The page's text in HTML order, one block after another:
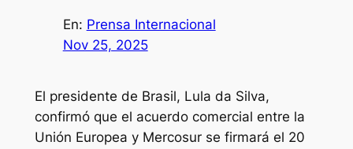
En: Prensa Internacional
Nov 25, 2025
El presidente de Brasil, Lula da Silva,
confirmó que el acuerdo comercial entre la
Unión Europea y Mercosur se firmará el 20